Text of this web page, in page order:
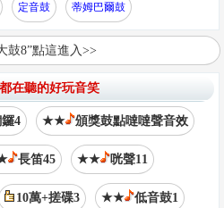
定音鼓 蒂姆巴爾鼓
鼓8”點這進入>>
在聽的好玩音笑
4 ★★ 頒獎鼓點噠噠聲音效
長笛45 ★★ 咣聲11
10萬+搓碟3 ★★ 低音鼓1